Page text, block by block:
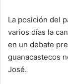
La posición del
varios días la
en un debate
guanacastecos
José.